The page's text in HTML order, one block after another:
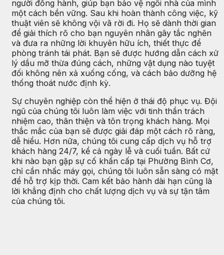
người đồng hành, giúp bạn bảo vệ ngôi nhà của mình
một cách bền vững. Sau khi hoàn thành công việc, kỹ
thuật viên sẽ không vội vã rời đi. Họ sẽ dành thời gian
để giải thích rõ cho bạn nguyên nhân gây tắc nghẽn
và đưa ra những lời khuyên hữu ích, thiết thực để
phòng tránh tái phát. Bạn sẽ được hướng dẫn cách xử
lý dầu mỡ thừa đúng cách, những vật dụng nào tuyệt
đối không nên xả xuống cống, và cách bảo dưỡng hệ
thống thoát nước định kỳ.
Sự chuyên nghiệp còn thể hiện ở thái độ phục vụ. Đội
ngũ của chúng tôi luôn làm việc với tinh thần trách
nhiệm cao, thân thiện và tôn trọng khách hàng. Mọi
thắc mắc của bạn sẽ được giải đáp một cách rõ ràng,
dễ hiểu. Hơn nữa, chúng tôi cung cấp dịch vụ hỗ trợ
khách hàng 24/7, kể cả ngày lễ và cuối tuần. Bất cứ
khi nào bạn gặp sự cố khẩn cấp tại Phường Bình Cơ,
chỉ cần nhấc máy gọi, chúng tôi luôn sẵn sàng có mặt
để hỗ trợ kịp thời. Cam kết bảo hành dài hạn cũng là
lời khẳng định cho chất lượng dịch vụ và sự tận tâm
của chúng tôi.